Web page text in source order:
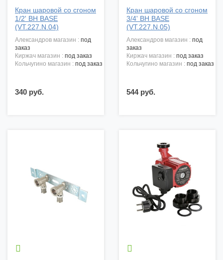
Кран шаровой со сгоном
1/2' ВН BASE
(VT.227.N.04)
александров магазин : под
заказ
киржач магазин : под заказ
кольчугино магазин : под заказ
340 руб.
Кран шаровой со сгоном
3/4' ВН BASE
(VT.227.N.05)
александров магазин : под
заказ
киржач магазин : под заказ
кольчугино магазин : под заказ
544 руб.
 